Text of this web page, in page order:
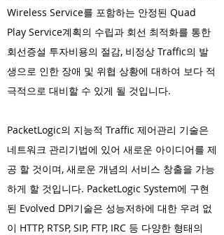
Wireless Service를 포함하는 안정된 Quad
Play Service계획의 수립과 회선 최적화를 통한
회선증설 투자비용의 절감, 비정상 Traffic의 발
생으로 인한 장애 및 위협 상황에 대하여 보다 적
극적으로 대비할 수 있게 될 것입니다.
PacketLogic의 지능적 Traffic 제어관리 기술은
네트워크 관리기법에 있어 새로운 아이디어를 제
공 할 것이며, 새로운 개념의 서비스 창출을 가능
하게 할 것입니다. PacketLogic System에 구현
된 Evolved DPI기술은 성능저하에 대한 우려 없
이 HTTP, RTSP, SIP, FTP, IRC 등 다양한 형태의